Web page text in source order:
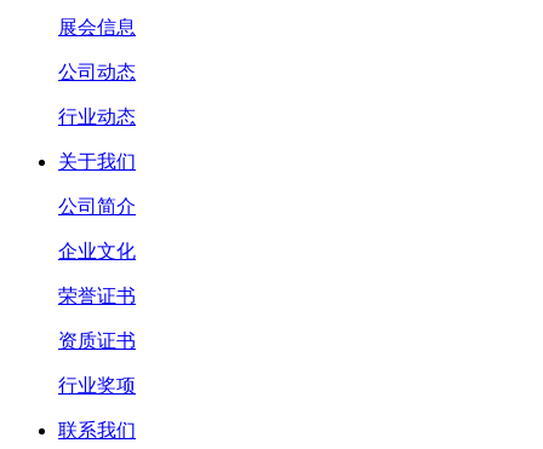
展会信息
公司动态
行业动态
关于我们
公司简介
企业文化
荣誉证书
资质证书
行业奖项
联系我们